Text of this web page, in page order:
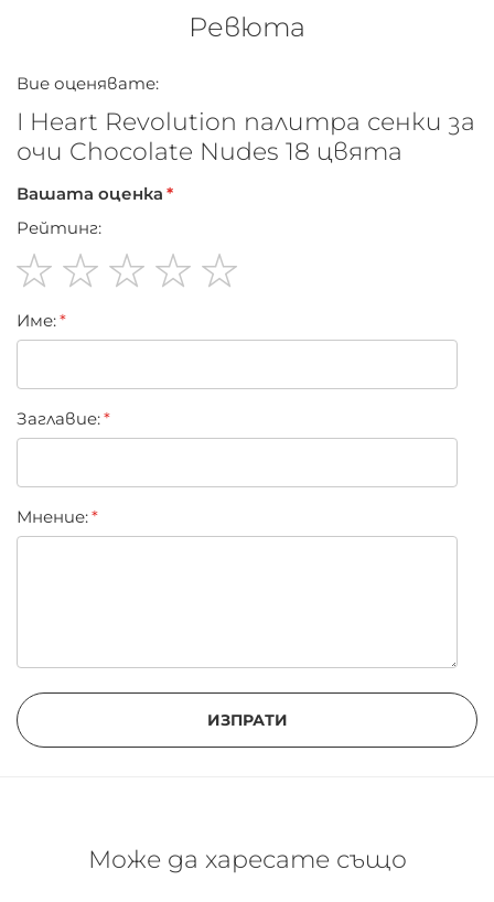
Ревюта
Вие оценявате:
I Heart Revolution палитра сенки за
очи Chocolate Nudes 18 цвята
Вашата оценка
Рейтинг:
star
stars
stars
stars
stars
Име:
Заглавиe:
Мнение:
ИЗПРАТИ
Може да харесате също